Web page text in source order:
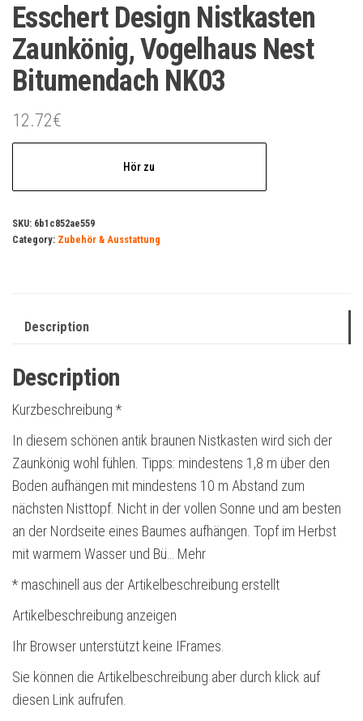
Esschert Design Nistkasten
Zaunkönig, Vogelhaus Nest
Bitumendach NK03
12.72€
Hör zu
SKU: 6b1c852ae559
Category: Zubehör & Ausstattung
Description
Description
Kurzbeschreibung *
In diesem schönen antik braunen Nistkasten wird sich der
Zaunkönig wohl fühlen. Tipps: mindestens 1,8 m über den
Boden aufhängen mit mindestens 10 m Abstand zum
nächsten Nisttopf. Nicht in der vollen Sonne und am besten
an der Nordseite eines Baumes aufhängen. Topf im Herbst
mit warmem Wasser und Bü… Mehr
* maschinell aus der Artikelbeschreibung erstellt
Artikelbeschreibung anzeigen
Ihr Browser unterstützt keine IFrames.
Sie können die Artikelbeschreibung aber durch klick auf
diesen Link aufrufen.